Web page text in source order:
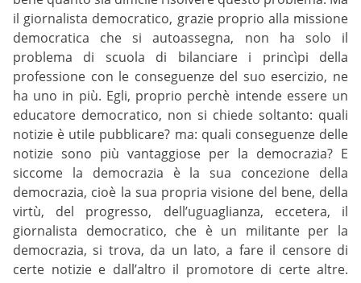
il giornalista democratico, grazie proprio alla missione
democratica che si autoassegna, non ha solo il
problema di scuola di bilanciare i princìpi della
professione con le conseguenze del suo esercizio, ne
ha uno in più. Egli, proprio perchè intende essere un
educatore democratico, non si chiede soltanto: quali
notizie è utile pubblicare? ma: quali conseguenze delle
notizie sono più vantaggiose per la democrazia? E
siccome la democrazia è la sua concezione della
democrazia, cioè la sua propria visione del bene, della
virtù, del progresso, dell’uguaglianza, eccetera, il
giornalista democratico, che è un militante per la
democrazia, si trova, da un lato, a fare il censore di
certe notizie e dall’altro il promotore di certe altre.